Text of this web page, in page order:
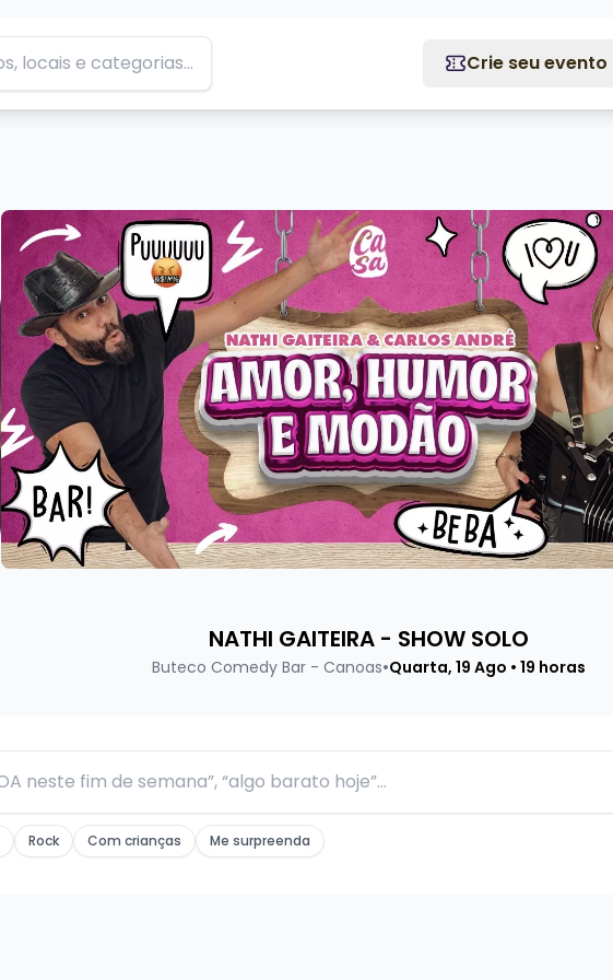
Crie seu evento
ENFERMEIRO SINCERO - ENTRE SERINGAS E
Buteco Comedy Bar - Canoas•Sábado, 29 Ago • 19 horas
Rock Com crianças Me surpreenda